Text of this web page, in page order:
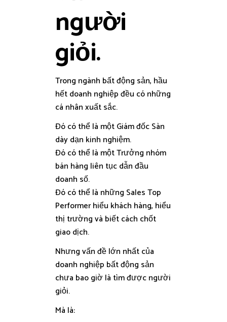
người
giỏi.
Trong ngành bất động sản, hầu
hết doanh nghiệp đều có những
cá nhân xuất sắc.
Đó có thể là một Giám đốc Sàn
dày dạn kinh nghiệm.
Đó có thể là một Trưởng nhóm
bán hàng liên tục dẫn đầu
doanh số.
Đó có thể là những Sales Top
Performer hiểu khách hàng, hiểu
thị trường và biết cách chốt
giao dịch.
Nhưng vấn đề lớn nhất của
doanh nghiệp bất động sản
chưa bao giờ là tìm được người
giỏi.
Mà là: